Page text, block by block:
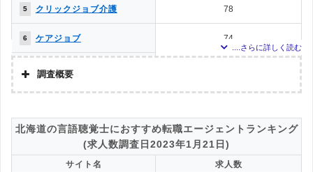
14
お仕事サポート
0
5 クリックジョブ介護 78
6 ケアジョブ 74
かいごガーデン
9 ミラクス介護 11
10
介護JJ（介護ジャストジョ
8
調査概要
株式会社アドバンスフロー
調査対象とした転職エージェントについて
Googleで「リハビリ 転職エージェント」という検索ワードで検索して掲載し
ていた「『有料職業紹介事業許可』を取得している」企業を対象。
北海道の言語聴覚士におすすめ転職エージェントランキング
(求人数調査日2023年1月21日)
サイト名 求人数